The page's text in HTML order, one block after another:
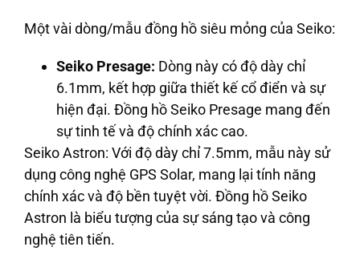
Một vài dòng/mẫu đồng hồ siêu mỏng của Seiko:
Seiko Presage: Dòng này có độ dày chỉ
6.1mm, kết hợp giữa thiết kế cổ điển và sự
hiện đại. Đồng hồ Seiko Presage mang đến
sự tinh tế và độ chính xác cao.
Seiko Astron: Với độ dày chỉ 7.5mm, mẫu này sử
dụng công nghệ GPS Solar, mang lại tính năng
chính xác và độ bền tuyệt vời. Đồng hồ Seiko
Astron là biểu tượng của sự sáng tạo và công
nghệ tiên tiến.